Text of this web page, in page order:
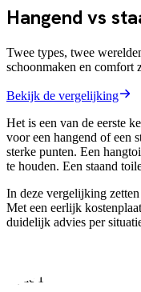
Hangend vs
Twee types, twee
schoonmaken en comfort
Bekijk de vergelijking
Het is een van de eerste
voor een hangend of een
sterke punten. Een
te houden. Een staand
In deze vergelijking
Met een eerlijk
duidelijk advies per
Optie 1